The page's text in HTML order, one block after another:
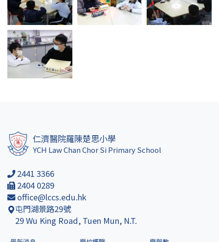
仁濟醫院羅陳楚思小學
YCH Law Chan Chor Si Primary School
2441 3366
2404 0289
office@lccs.edu.hk
屯門湖景路29號
29 Wu King Road, Tuen Mun, N.T.